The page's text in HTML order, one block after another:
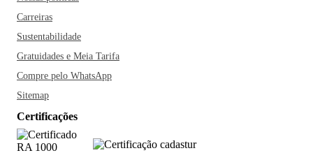
Carreiras
Sustentabilidade
Gratuidades e Meia Tarifa
Compre pelo WhatsApp
Sitemap
Certificações